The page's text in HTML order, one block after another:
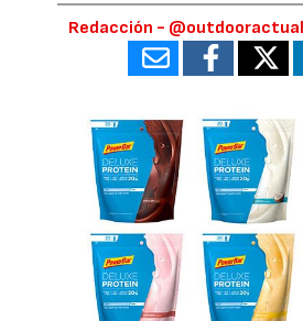
Redacción - @outdooractual